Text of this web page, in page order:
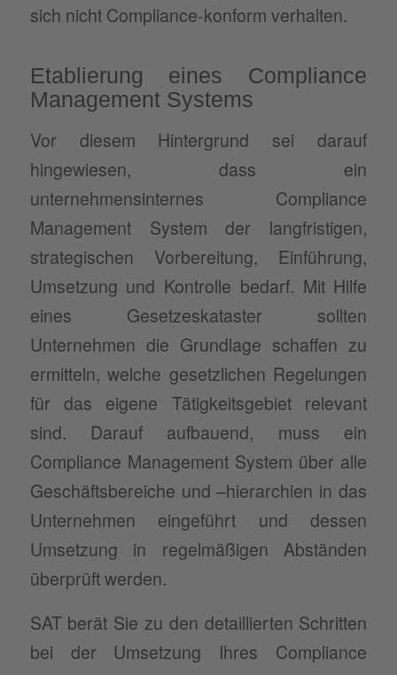
sich nicht Compliance-konform verhalten.
Etablierung eines Compliance
Management Systems
Vor diesem Hintergrund sei darauf
hingewiesen, dass ein
unternehmensinternes Compliance
Management System der langfristigen,
strategischen Vorbereitung, Einführung,
Umsetzung und Kontrolle bedarf. Mit Hilfe
eines Gesetzeskataster sollten
Unternehmen die Grundlage schaffen zu
ermitteln, welche gesetzlichen Regelungen
für das eigene Tätigkeitsgebiet relevant
sind. Darauf aufbauend, muss ein
Compliance Management System über alle
Geschäftsbereiche und –hierarchien in das
Unternehmen eingeführt und dessen
Umsetzung in regelmäßigen Abständen
überprüft werden.
SAT berät Sie zu den detaillierten Schritten
bei der Umsetzung Ihres Compliance